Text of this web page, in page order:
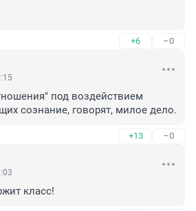
+6 –0
под воздействием
сознание, говорят, милое дело.
+13 –0
класс!